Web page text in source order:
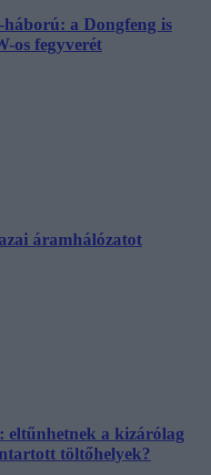
a Dongfeng is
os fegyverét
áramhálózatot
eltűnhetnek a kizárólag
töltőhelyek?